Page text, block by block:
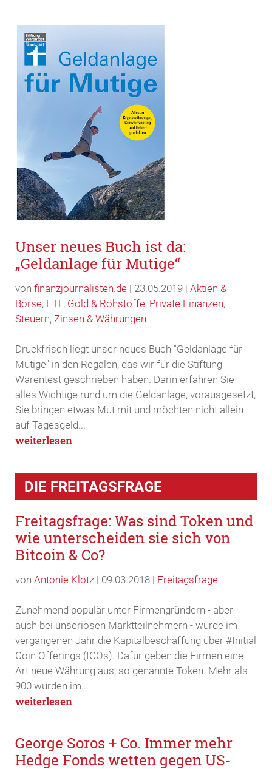
Unser neues Buch ist da:
„Geldanlage für Mutige“
von finanzjournalisten.de| 23.05.2019| Aktien &
Börse, ETF, Gold & Rohstoffe, Private Finanzen,
Steuern, Zinsen & Währungen
Druckfrisch liegt unser neues Buch "Geldanlage für
Mutige" in den Regalen, das wir für die Stiftung
Warentest geschrieben haben. Darin erfahren Sie
alles Wichtige rund um die Geldanlage, vorausgesetzt,
Sie bringen etwas Mut mit und möchten nicht allein
auf Tagesgeld...
weiterlesen
Freitagsfrage: Was sind Token und
wie unterscheiden sie sich von
Bitcoin & Co?
von Antonie Klotz| 09.03.2018| Freitagsfrage
Zunehmend populär unter Firmengründern - aber
auch bei unseriösen Marktteilnehmern - wurde im
vergangenen Jahr die Kapitalbeschaffung über #Initial
Coin Offerings (ICOs). Dafür geben die Firmen eine
Art neue Währung aus, so genannte Token. Mehr als
900 wurden im...
weiterlesen
George Soros + Co. Immer mehr
Hedge Fonds wetten gegen US-